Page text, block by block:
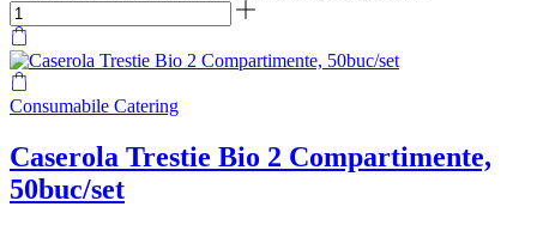
Consumabile Catering
Caserola Trestie Bio 2 Compartimente,
50buc/set